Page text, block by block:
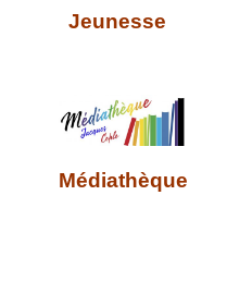
Jeunesse
Médiathèque